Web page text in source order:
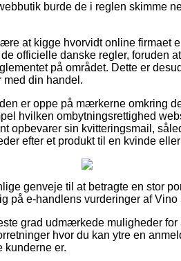
burde de i reglen skimme
at kigge hvorvidt online firmaet
officielle danske regler, foruden
på området. Dette er
med din handel.
er oppe på mærkerne omkring
hvilken ombytningsrettighed
opbevarer sin kvitteringsmail,
efter et produkt til en kvinde
genveje til at betragte en stor
på e-handlens vurderinger af
grad udmærkede muligheder for
hvor du kan ytre en
kunderne er.